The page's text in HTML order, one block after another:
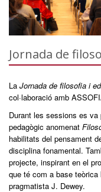
Jornada de
La Jornada de filosofia i
col·laboració amb
Durant les sessions es va
pedagògic anomenat
habilitats del pensament
disciplina fonamental.
projecte, inspirant en el
que té com a base
pragmatista J. Dewey.